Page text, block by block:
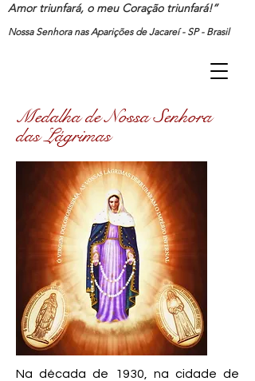
Amor triunfará, o meu Coração triunfará!”
Nossa Senhora nas Aparições de Jacareí - SP - Brasil
Medalha de Nossa Senhora
das Lágrimas
Na década de 1930, na cidade de